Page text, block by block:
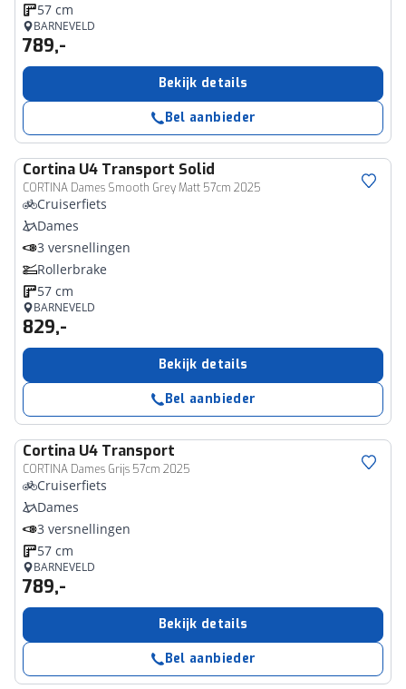
57 cm
BARNEVELD
789,-
Bekijk details
Bel aanbieder
Cortina U4 Transport Solid
CORTINA Dames Smooth Grey Matt 57cm 2025
Cruiserfiets
Dames
3 versnellingen
Rollerbrake
57 cm
BARNEVELD
829,-
Bekijk details
Bel aanbieder
Cortina U4 Transport
CORTINA Dames Grijs 57cm 2025
Cruiserfiets
Dames
3 versnellingen
57 cm
BARNEVELD
789,-
Bekijk details
Bel aanbieder